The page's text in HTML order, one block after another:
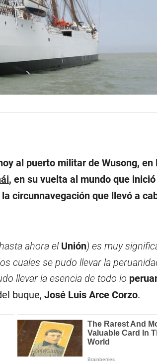
al puerto militar de Wusong, en
, en su vuelta al mundo que
circunnavegación que llevó a
ahora el Unión) es muy
cuales se pudo llevar la
llevar la esencia de todo lo
buque, José Luis Arce Corzo.